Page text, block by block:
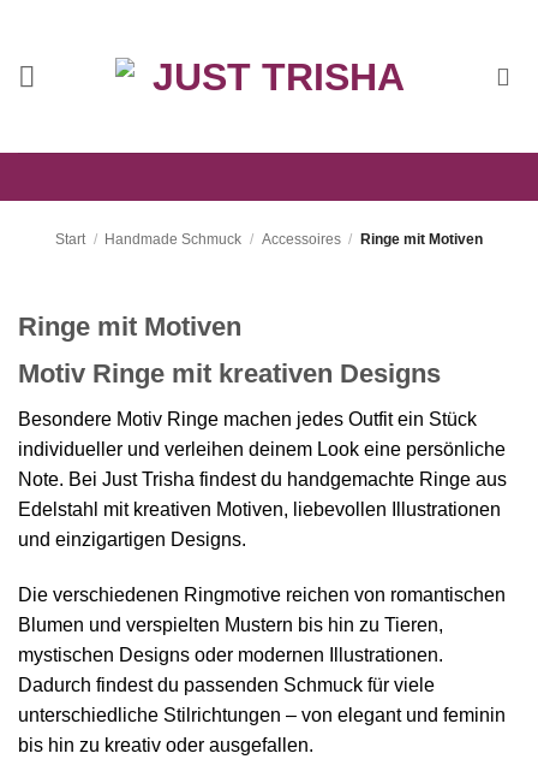
springen
Start / Handmade Schmuck / Accessoires / Ringe mit Motiven
Ringe mit Motiven
Motiv Ringe mit kreativen Designs
Besondere Motiv Ringe machen jedes Outfit ein Stück
individueller und verleihen deinem Look eine persönliche
Note. Bei Just Trisha findest du handgemachte Ringe aus
Edelstahl mit kreativen Motiven, liebevollen Illustrationen
und einzigartigen Designs.
Die verschiedenen Ringmotive reichen von romantischen
Blumen und verspielten Mustern bis hin zu Tieren,
mystischen Designs oder modernen Illustrationen.
Dadurch findest du passenden Schmuck für viele
unterschiedliche Stilrichtungen – von elegant und feminin
bis hin zu kreativ oder ausgefallen.